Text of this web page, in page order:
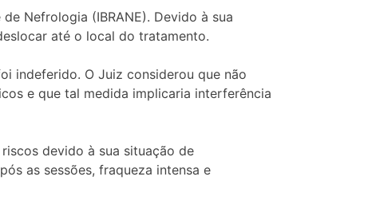
Nefrologia (IBRANE). Devido à sua
até o local do tratamento.
indeferido. O Juiz considerou que não
e que tal medida implicaria interferência
devido à sua situação de
as sessões, fraqueza intensa e